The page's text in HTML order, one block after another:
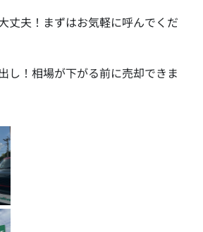
丈夫！まずはお気軽に呼んでくだ
し！相場が下がる前に売却できま